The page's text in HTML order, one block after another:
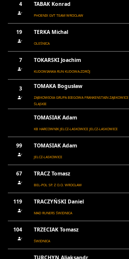
4 TABAK Konrad
PHOENIX GVT TEAM WROCŁAW
19 TERKA Michal
OLEŚNICA
7 TOKARSKI Joachim
KUDOWIANKA RUN KUDOWA-ZDRÓJ
3 TOMAKA Bogusław
ZĄBKOWICKA GRUPA BIEGOWA FRANKENSTAIN ZĄBKOWICE
ŚLĄSKIE
TOMASIAK Adam
KB HARCOWNIK JELCZ-LASKOWICE JELCZ-LASKOWICE
99 TOMASIAK Adam
JELCZ-LASKOWICE
67 TRACZ Tomasz
BEL-POL SP. Z O.O. WROCŁAW
119 TRACZYŃSKI Daniel
MAD RUNERS ŚWIDNICA
104 TRZECIAK Tomasz
ŚWIDNICA
TURCHYN Aliaksandr